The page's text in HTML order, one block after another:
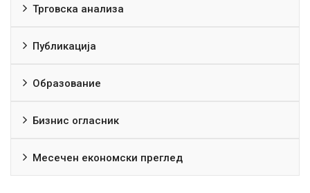
Трговска анализа
Публикација
Образование
Бизнис огласник
Месечен економски преглед